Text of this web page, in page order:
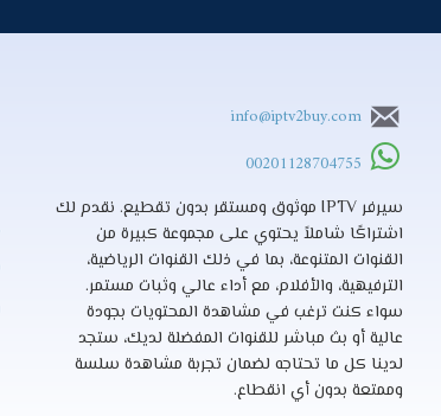
info@iptv2buy.com
00201128704755
سيرفر IPTV موثوق ومستقر بدون تقطيع. نقدم لك
اشتراكًا شاملاً يحتوي على مجموعة كبيرة من
القنوات المتنوعة، بما في ذلك القنوات الرياضية،
الترفيهية، والأفلام، مع أداء عالي وثبات مستمر.
سواء كنت ترغب في مشاهدة المحتويات بجودة
عالية أو بث مباشر للقنوات المفضلة لديك، ستجد
لدينا كل ما تحتاجه لضمان تجربة مشاهدة سلسة
وممتعة بدون أي انقطاع.